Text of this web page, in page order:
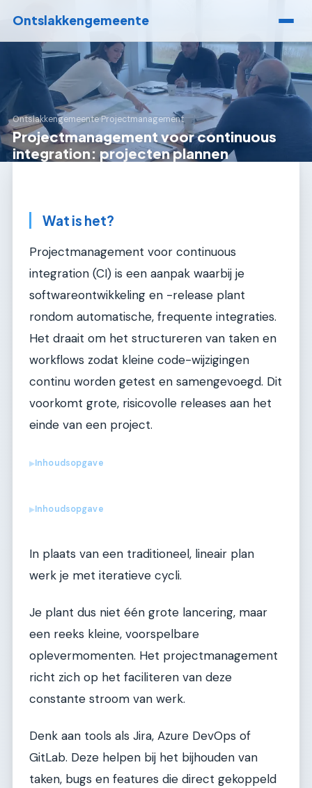
Ontslakkengemeente
Ontslakkengemeente›Projectmanagement
Projectmanagement voor continuous
integration: projecten plannen
Wat is het?
Projectmanagement voor continuous
integration (CI) is een aanpak waarbij je
softwareontwikkeling en -release plant
rondom automatische, frequente integraties.
Het draait om het structureren van taken en
workflows zodat kleine code-wijzigingen
continu worden getest en samengevoegd. Dit
voorkomt grote, risicovolle releases aan het
einde van een project.
▶Inhoudsopgave
▶Inhoudsopgave
In plaats van een traditioneel, lineair plan
werk je met iteratieve cycli.
Je plant dus niet één grote lancering, maar
een reeks kleine, voorspelbare
oplevermomenten. Het projectmanagement
richt zich op het faciliteren van deze
constante stroom van werk.
Denk aan tools als Jira, Azure DevOps of
GitLab. Deze helpen bij het bijhouden van
taken, bugs en features die direct gekoppeld